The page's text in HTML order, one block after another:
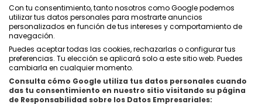
Aviso Legal
Quiénes Somos ixigo
Con tu consentimiento, tanto nosotros como Google podemos
utilizar tus datos personales para mostrarte anuncios
personalizados en función de tus intereses y comportamiento de
navegación.
Puedes aceptar todas las cookies, rechazarlas o configurar tus
preferencias. Tu elección se aplicará solo a este sitio web. Puedes
cambiarla en cualquier momento.
Consulta cómo Google utiliza tus datos personales cuando
das tu consentimiento en nuestro sitio visitando su página
de Responsabilidad sobre los Datos Empresariales: